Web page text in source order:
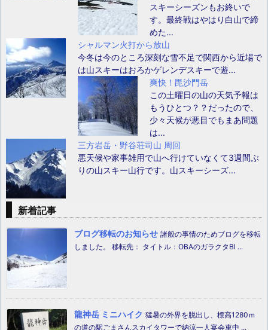
スキーシーズンもお終いで
す。最終戦はやはり白山で締
めた...
シャルマン火打から放山
今冬は今のところ深刻な雪不足で関西から近場で
は山スキーはおろかゲレンデスキーで遊...
爽快！毘沙門岳
この土曜日の山の天気予報は
もうひとつ？？だったので、
少々天候が悪目でもまあ問題
は...
三方岩岳・野谷荘司山 周回
悪天候や家事雑用で山へ行けていなくて3週間ぶ
りの山スキー山行です。山スキーシーズ...
新着記事
ブログ移転のお知らせ 諸般の事情のためブログを移転
しました。 移転先： タイトル：OBAのガラクタBl ...
龍神岳 ミニハイク 猛暑の外界を脱出し、標高1280ｍ
の道の駅ごまさんスカイタワーで納涼一人宴会車中 ...